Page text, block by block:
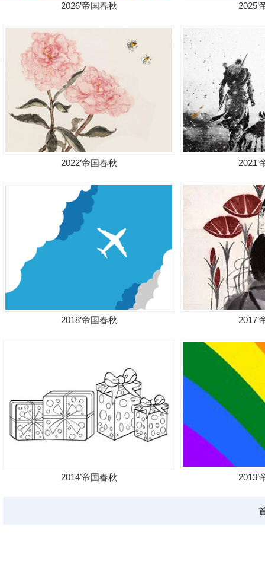
2026’帝国春秋 2025’
2022’帝国春秋 2021’
2018’帝国春秋 2017’
2014’帝国春秋 2013’